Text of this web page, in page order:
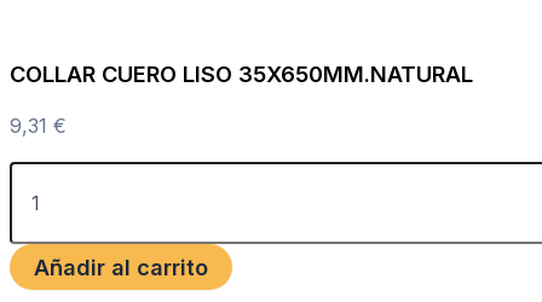
COLLAR CUERO LISO 35X650MM.NATURAL
9,31 €
Añadir al carrito